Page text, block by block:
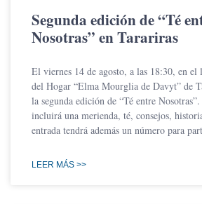
Segunda edición de “Té
Nosotras” en Tarariras
El viernes 14 de agosto, a las 18:30, en el
del Hogar “Elma Mourglia de Davyt” de
la segunda edición de “Té entre
incluirá una merienda, té, consejos,
entrada tendrá además un número para
LEER MÁS >>